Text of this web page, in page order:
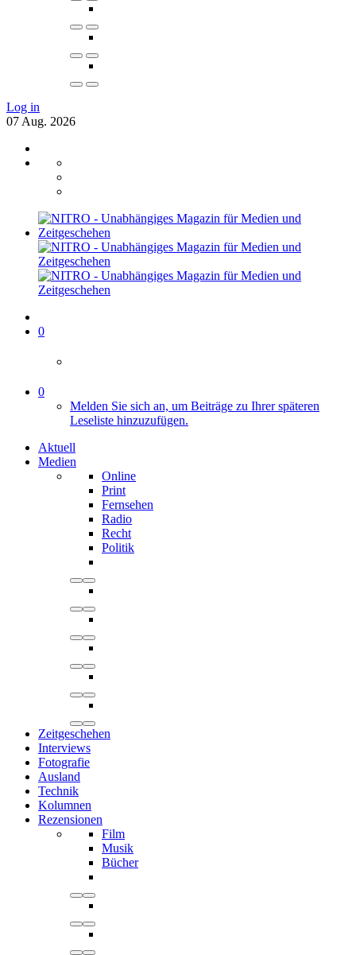
Log in
07 Aug. 2026
0
0
Melden Sie sich an, um Beiträge zu Ihrer späteren
Leseliste hinzuzufügen.
Aktuell
Medien
Online
Print
Fernsehen
Radio
Recht
Politik
Zeitgeschehen
Interviews
Fotografie
Ausland
Technik
Kolumnen
Rezensionen
Film
Musik
Bücher